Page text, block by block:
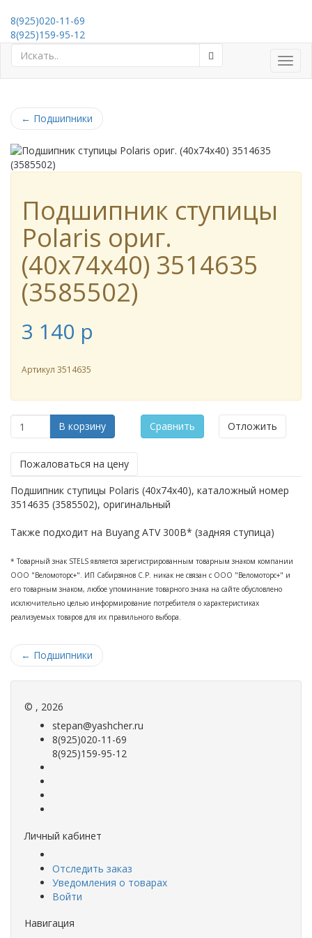
8(925)020-11-69
8(925)159-95-12
← Подшипники
Подшипник ступицы
Polaris ориг.
(40x74x40) 3514635
(3585502)
3 140 p
Артикул 3514635
В корзину Сравнить Отложить
Пожаловаться на цену
Подшипник ступицы Polaris (40x74x40), каталожный номер
3514635 (3585502), оригинальный
Также подходит на Buyang ATV 300B* (задняя ступица)
* Товарный знак STELS является зарегистрированным товарным знаком компании
ООО "Веломоторс+". ИП Сабирзянов С.Р. никак не связан с ООО "Веломоторс+" и
его товарным знаком, любое упоминание товарного знака на сайте обусловлено
исключительно целью информирование потребителя о характеристиках
реализуемых товаров для их правильного выбора.
← Подшипники
© , 2026
stepan@yashcher.ru
8(925)020-11-69
8(925)159-95-12
Личный кабинет
Отследить заказ
Уведомления о товарах
Войти
Навигация